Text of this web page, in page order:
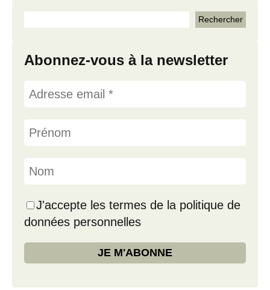
Abonnez-vous à la newsletter
J'accepte les termes de la politique de
données personnelles